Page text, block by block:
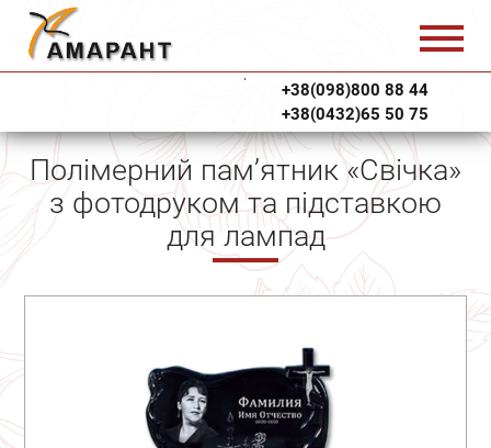
+38(098)800 88 44
+38(0432)65 50 75
Полімерний пам’ятник «Свічка»
з фотодруком та підставкою
для лампад